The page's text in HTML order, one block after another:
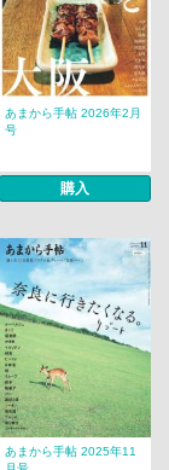
あまから手帖 2026年2月
号
購入
あまから手帖 2025年11